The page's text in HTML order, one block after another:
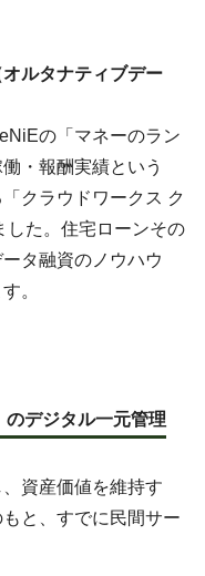
ルタナティブデー
の「マネーのラン
・報酬実績という
クラウドワークス ク
した。住宅ローンその
タ融資のノウハウ
。
デジタル一元管理
資産価値を維持す
と、すでに民間サー